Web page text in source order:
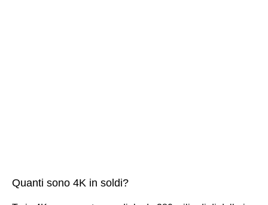
Quanti sono 4K in soldi?